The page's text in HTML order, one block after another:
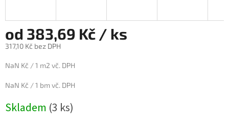
od 383,69 Kč / ks
317,10 Kč bez DPH
cena:
NaN Kč / 1 m2 vč. DPH
NaN Kč / 1 bm vč. DPH
Skladem (3 ks)